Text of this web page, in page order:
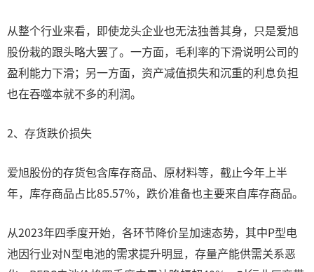
从整个行业来看，即使龙头企业也无法独善其身，只是爱旭
股份栽的跟头略大罢了。一方面，毛利率的下滑说明公司的
盈利能力下滑；另一方面，资产减值损失和沉重的利息负担
也在吞噬本就不多的利润。
2、存货跌价损失
爱旭股份的存货包含库存商品、原材料等，截止今年上半
年，库存商品占比85.57%，跌价准备也主要来自库存商品。
从2023年四季度开始，各环节降价呈加速态势，其中P型电
池因行业对N型电池的需求提升明显，存量产能供需关系恶